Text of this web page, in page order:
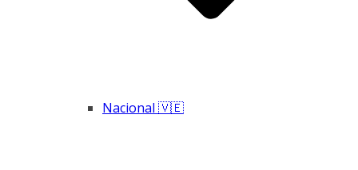
Nacional 🇻🇪